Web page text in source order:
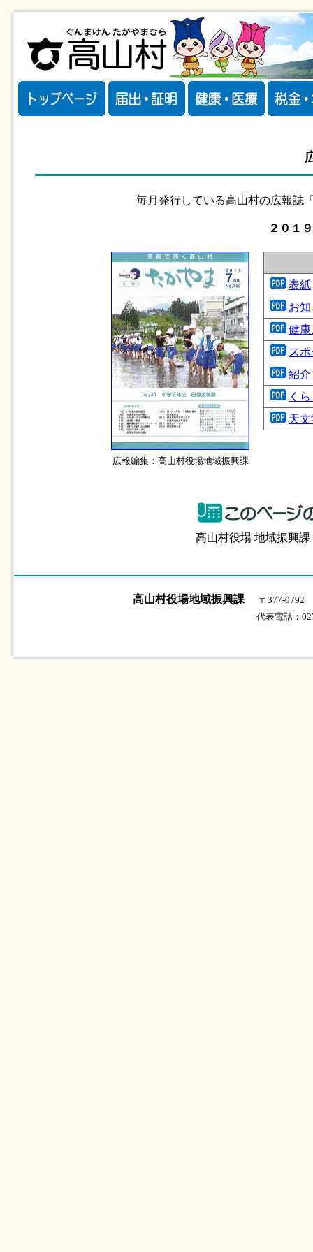
毎月発行している高山村の広報誌
２０１
広報編集：高山村役場地域振興課
表紙
お
健
ス
紹
く
天
高山村役場 地域振興
高山村役場地域振興課
〒377-0792
代表電話：